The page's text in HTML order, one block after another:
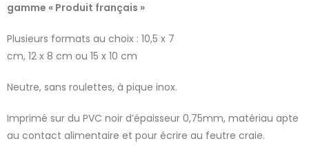
gamme « Produit français »
Plusieurs formats au choix : 10,5 x 7
cm, 12 x 8 cm ou 15 x 10 cm
Neutre, sans roulettes, à pique inox.
Imprimé sur du PVC noir d’épaisseur 0,75mm, matériau apte
au contact alimentaire et pour écrire au feutre craie.